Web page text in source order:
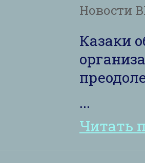
Новости
Казаки
...
Читать